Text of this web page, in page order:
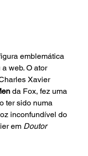
emblemática
web. O ator
Xavier
da Fox, fez uma
ter sido numa
inconfundível do
em Doutor